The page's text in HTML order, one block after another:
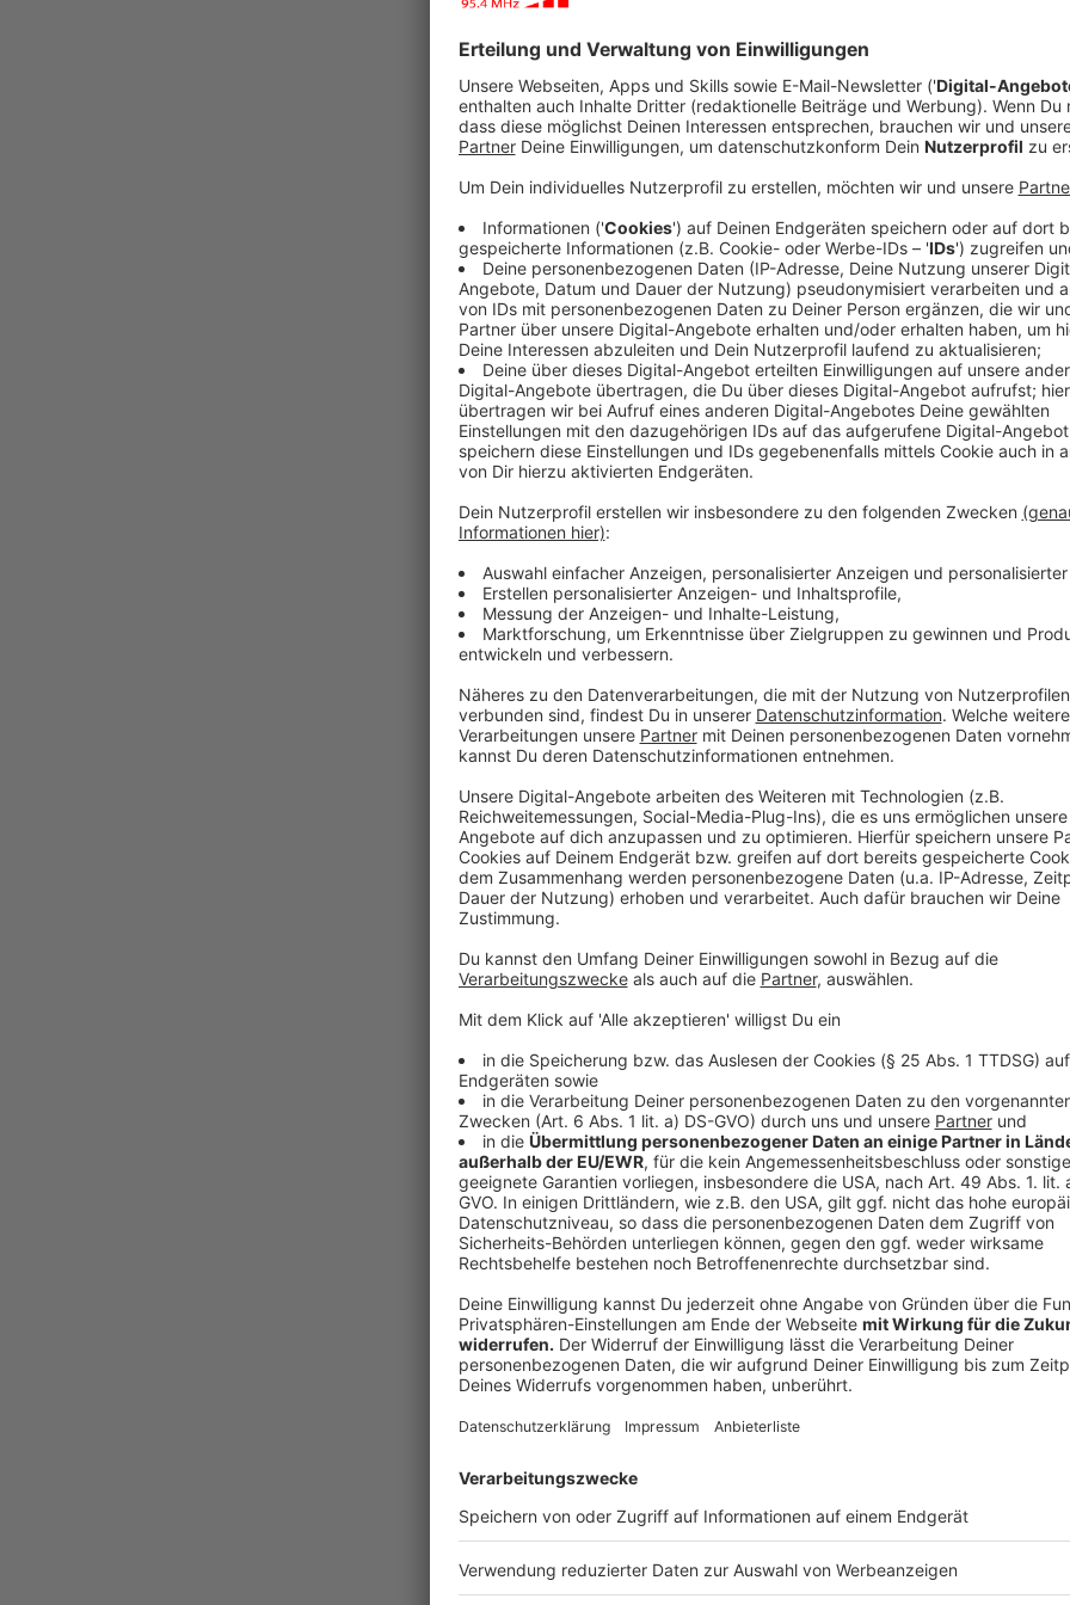
Der niederländische Generalleutnant Michiel van
seinen Deutschen Kollegen Alfons Mais übergeben.
Kommando Heer der Bundeswehr. Im Frühjahr soll
wäre nach nur elf Monaten ein erneuter
aussehen soll, ist derzeit noch nicht bekannt.
alle zweieinhalb Jahre, dann übernimmt in der
Partnerland.
Anzeige
Michiel van der Laan (2.v.r.) übergab auf dem
©Michale Sowa
Das Bild zeigt die letzte Kommando-Übergabe auf dem
©Michale Sowa
Zahlreiche Zuschauer verfolgten die Zeremonie auf dem
Michale Sowa